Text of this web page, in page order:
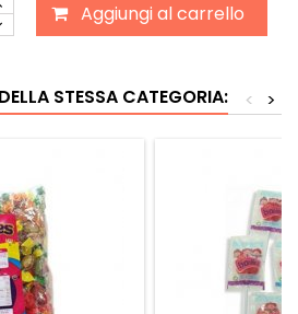
Aggiungi al carrello
STESSA CATEGORIA: >
<